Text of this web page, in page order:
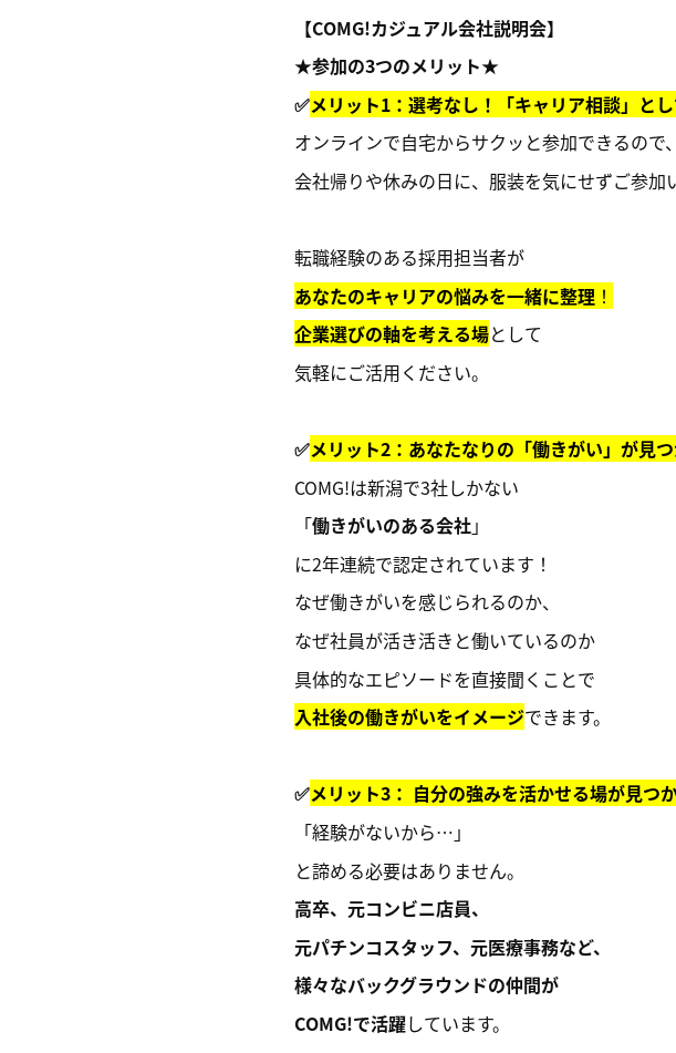
【COMG!カジュアル会社説明会】
★参加の3つのメリット★
✅メリット1：選考なし！「キャリア相談」と
オンラインで自宅からサクッと参加できるので、
会社帰りや休みの日に、服装を気にせずご参加
転職経験のある採用担当者が
あなたのキャリアの悩みを一緒に整理 ！
企業選びの軸を考える場として
気軽にご活用ください。
✅メリット2：あなたなりの「働きがい」が見つ
COMG!は新潟で3社しかない
「働きがいのある会社」
に2年連続で認定されています！
なぜ働きがいを感じられるのか、
なぜ社員が活き活きと働いているのか
具体的なエピソードを直接聞くことで
入社後の働きがいをイメージできます。
✅メリット3： 自分の強みを活かせる場が見つ
「経験がないから…」
と諦める必要はありません。
高卒、元コンビニ店員、
元パチンコスタッフ、元医療事務など、
様々なバックグラウンドの仲間が
COMG!で活躍しています。